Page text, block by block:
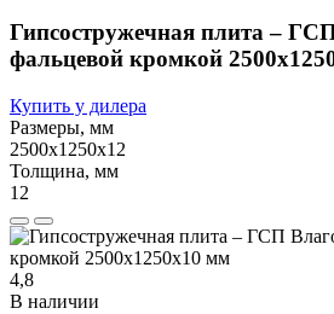
Гипсостружечная плита –
фальцевой кромкой
Купить у дилера
Размеры, мм
2500х1250х12
Толщина, мм
12
4,8
В наличии